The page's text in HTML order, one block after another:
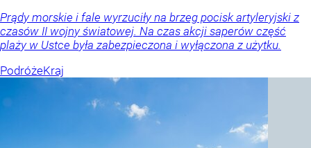
Prądy morskie i fale wyrzuciły na brzeg pocisk artyleryjski z
czasów II wojny światowej. Na czas akcji saperów część
plaży w Ustce była zabezpieczona i wyłączona z użytku.
PodróżeKraj